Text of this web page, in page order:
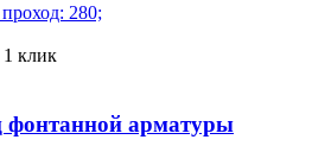
280;
1 клик
арматуры